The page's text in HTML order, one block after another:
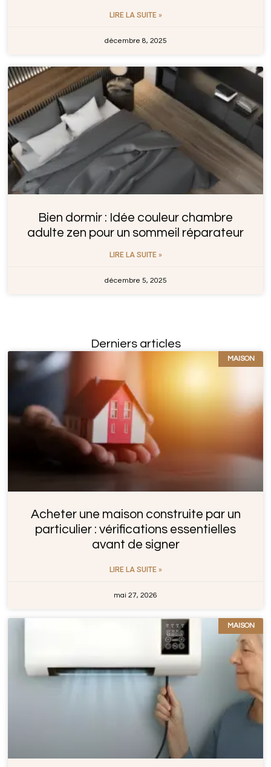
LIRE LA SUITE »
décembre 8, 2025
Bien dormir : Idée couleur chambre
adulte zen pour un sommeil réparateur
LIRE LA SUITE »
décembre 5, 2025
Derniers articles
MAISON
Acheter une maison construite par un
particulier : vérifications essentielles
avant de signer
LIRE LA SUITE »
mai 27, 2026
MAISON